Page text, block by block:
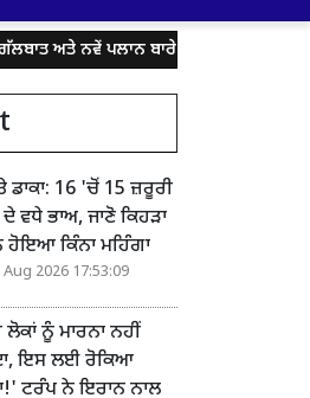
ਨਵੇਂ ਪਲਾਨ ਬਾਰੇ ਕੀਤਾ ਖੁਲਾਸਾ!
ਡਾਕਾ: 16 'ਚੋਂ 15 ਜ਼ਰੂਰੀ
ਦੇ ਵਧੇ ਭਾਅ, ਜਾਣੋ ਕਿਹੜਾ
ਹੋਇਆ ਕਿੰਨਾ ਮਹਿੰਗਾ
Aug 2026 17:53:09
ਨੂੰ ਮਾਰਨਾ ਨਹੀਂ
ਇਸ ਲਈ ਰੋਕਿਆ
ਟਰੰਪ ਨੇ ਇਰਾਨ ਨਾਲ